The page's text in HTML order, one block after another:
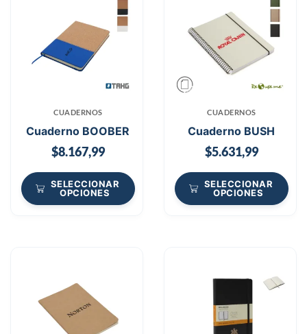
CUADERNOS
Cuaderno BOOBER
$8.167,99
SELECCIONAR
OPCIONES
CUADERNOS
Cuaderno BUSH
$5.631,99
SELECCIONAR
OPCIONES